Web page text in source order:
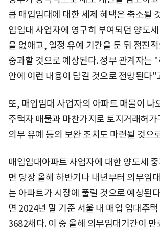
큼 매입임대에 대한 세제 혜택은 축소될
입임대 사업자에 영구히 부여되던 양도
을 없애고, 일정 유예 기간을 둔 뒤 점진
중과할 것으로 예상된다. 정부 관계자는
안에 이런 내용이 담길 것으로 전망된다"
또, 매입임대 사업자의 아파트 매물이 나
주택자 매물과 마찬가지로 토지거래허가
의무 유예 등의 보완 조치도 마련될 것으
매임임대아파트 사업자에 대한 양도세
면 당장 올해 하반기나 내년부터 의무임
는 아파트가 시장에 풀릴 것으로 예상된
면 2024년 말 기준 서울 내 매입 임대주
3682채다. 이 중 올해 의무임대기간이 만